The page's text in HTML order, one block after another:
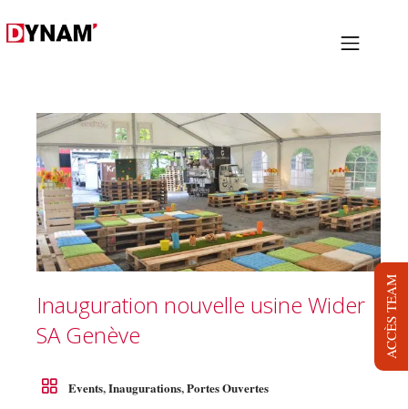
PROJETS
NOUS
LOCATION
BLOG
JOB
CONTACT
Inauguration nouvelle usine Wider
SA Genève
Events,Inaugurations,Portes Ouvertes
ACCÈS TEAM